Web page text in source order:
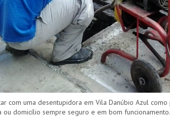
com uma desentupidora em Vila Danúbio Azul
ou domicílio sempre seguro e em bom funcionamento.